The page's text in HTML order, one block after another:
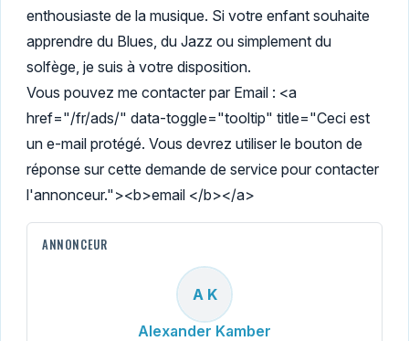
enthousiaste de la musique. Si votre enfant souhaite
apprendre du Blues, du Jazz ou simplement du
solfège, je suis à votre disposition.
Vous pouvez me contacter par Email : <a
href="/fr/ads/" data-toggle="tooltip" title="Ceci est
un e-mail protégé. Vous devrez utiliser le bouton de
réponse sur cette demande de service pour contacter
l'annonceur."><b>email </b></a>
ANNONCEUR
A K
Alexander Kamber